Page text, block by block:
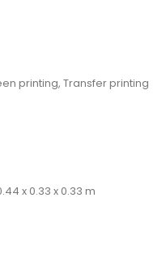
printing, Transfer printing
x 0.33 x 0.33 m